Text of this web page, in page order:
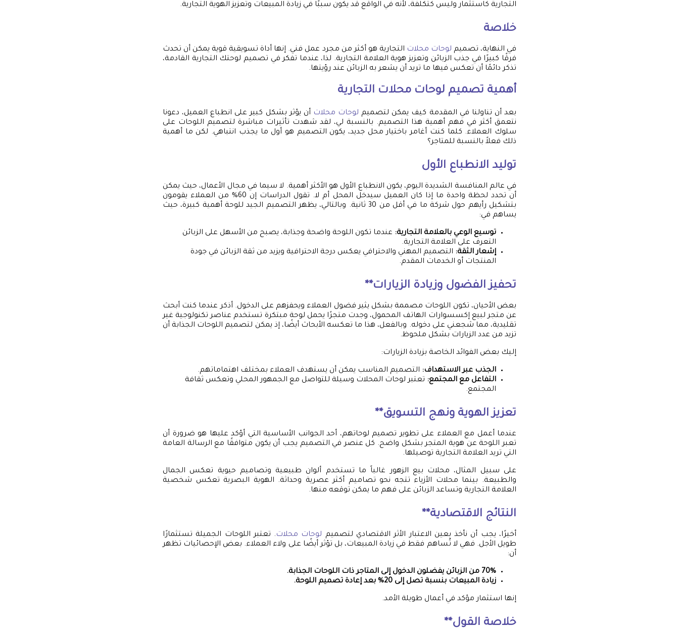
التجارية كاستثمار وليس كتكلفة، لأنه في الواقع قد يكون سببًا في زيادة المبيعات وتعزيز الهوية التجارية.
خلاصة
في النهاية، تصميم لوحات محلات التجارية هو أكثر من مجرد عمل فني. إنها أداة تسويقية قوية يمكن أن تحدث
فرقًا كبيرًا في جذب الزبائن وتعزيز هوية العلامة التجارية. لذا، عندما تفكر في تصميم لوحتك التجارية القادمة،
تذكر دائمًا أن تعكس فيها ما تريد أن يشعر به الزبائن عند رؤيتها.
أهمية تصميم لوحات محلات التجارية
بعد أن تناولنا في المقدمة كيف يمكن لتصميم لوحات محلات أن يؤثر بشكل كبير على انطباع العميل، دعونا
نتعمق أكثر في فهم أهمية هذا التصميم. بالنسبة لي، لقد شهدت تأثيرات مباشرة لتصميم اللوحات على
سلوك العملاء. كلما كنت أغامر باختيار محل جديد، يكون التصميم هو أول ما يجذب انتباهي. لكن ما أهمية
ذلك فعلاً بالنسبة للمتاجر؟
توليد الانطباع الأول
في عالم المنافسة الشديدة اليوم، يكون الانطباع الأول هو الأكثر أهمية. لا سيما في مجال الأعمال، حيث يمكن
أن تحدد لحظة واحدة ما إذا كان العميل سيدخل المحل أم لا. تقول الدراسات إن 60% من العملاء يقومون
بتشكيل رأيهم حول شركة ما في أقل من 30 ثانية. وبالتالي، يظهر التصميم الجيد للوحة أهمية كبيرة، حيث
يساهم في:
توسيع الوعي بالعلامة التجارية: عندما تكون اللوحة واضحة وجذابة، يصبح من الأسهل على الزبائن
التعرف على العلامة التجارية.
إشعار الثقة: التصميم المهني والاحترافي يعكس درجة الاحترافية ويزيد من ثقة الزبائن في جودة
المنتجات أو الخدمات المقدم.
تحفيز الفضول وزيادة الزيارات**
بعض الأحيان، تكون اللوحات مصممة بشكل يثير فضول العملاء ويحفزهم على الدخول. أذكر عندما كنت أبحث
عن متجر لبيع إكسسوارات الهاتف المحمول، وجدت متجرًا يحمل لوحة مبتكرة تستخدم عناصر تكنولوجية غير
تقليدية، مما شجعني على دخوله. وبالفعل، هذا ما تعكسه الأبحاث أيضًا، إذ يمكن لتصميم اللوحات الجذابة أن
تزيد من عدد الزيارات بشكل ملحوظ.
إليك بعض الفوائد الخاصة بزيادة الزيارات:
الجذب عبر الاستهداف: التصميم المناسب يمكن أن يستهدف العملاء بمختلف اهتماماتهم.
التفاعل مع المجتمع: تعتبر لوحات المحلات وسيلة للتواصل مع الجمهور المحلي وتعكس ثقافة
المجتمع.
تعزيز الهوية ونهج التسويق**
عندما أعمل مع العملاء على تطوير تصميم لوحاتهم، أحد الجوانب الأساسية التي أؤكد عليها هو ضرورة أن
تعبر اللوحة عن هوية المتجر بشكل واضح. كل عنصر في التصميم يجب أن يكون متوافقًا مع الرسالة العامة
التي تريد العلامة التجارية توصيلها.
على سبيل المثال، محلات بيع الزهور غالباً ما تستخدم ألوان طبيعية وتصاميم حيوية تعكس الجمال
والطبيعة. بينما محلات الأزياء تتجه نحو تصاميم أكثر عصرية وحداثة. الهوية البصرية تعكس شخصية
العلامة التجارية وتساعد الزبائن على فهم ما يمكن توقعه منها.
النتائج الاقتصادية**
أخيرًا، يجب أن نأخذ بعين الاعتبار الأثر الاقتصادي لتصميم لوحات محلات. تعتبر اللوحات الجميلة تستثمارًا
طويل الأجل. فهي لا تُساهم فقط في زيادة المبيعات، بل تؤثر أيضًا على ولاء العملاء. بعض الإحصائيات تظهر
أن:
70% من الزبائن يفضلون الدخول إلى المتاجر ذات اللوحات الجذابة.
زيادة المبيعات بنسبة تصل إلى 20% بعد إعادة تصميم اللوحة.
إنها استثمار مؤكد في أعمال طويلة الأمد.
خلاصة القول**